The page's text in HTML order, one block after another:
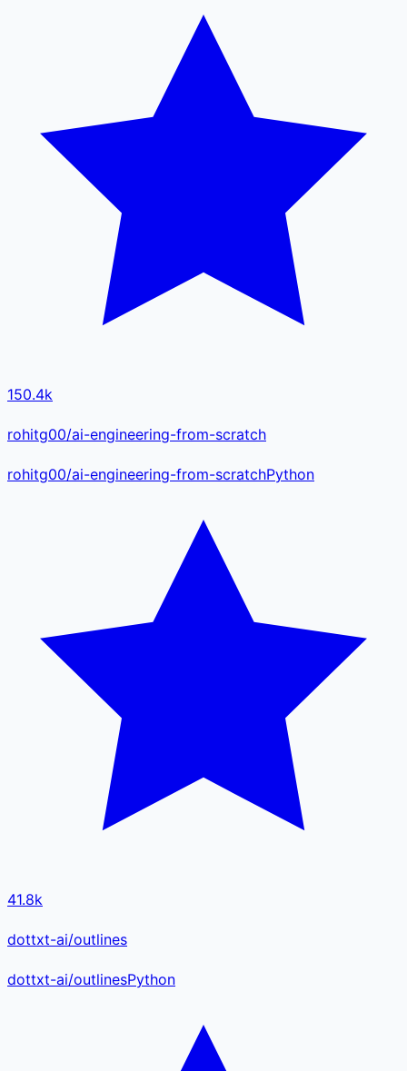
150.4k
rohitg00/ai-engineering-from-scratch
rohitg00/ai-engineering-from-scratchPython
41.8k
dottxt-ai/outlines
dottxt-ai/outlinesPython